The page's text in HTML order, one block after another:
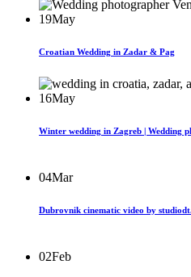
19May
Croatian Wedding in Zadar & Pag
16May
Winter wedding in Zagreb | Wedding
04Mar
Dubrovnik cinematic video by
02Feb